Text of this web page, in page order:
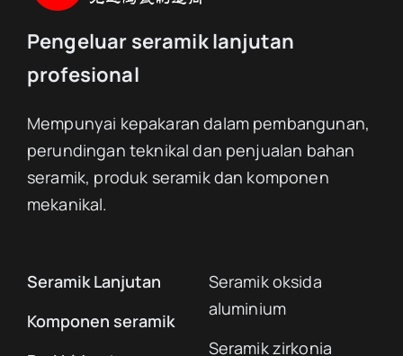
Pengeluar seramik lanjutan
profesional
Mempunyai kepakaran dalam pembangunan,
perundingan teknikal dan penjualan bahan
seramik, produk seramik dan komponen
mekanikal.
Seramik Lanjutan
Komponen seramik
Seramik oksida
aluminium
Seramik zirkonia